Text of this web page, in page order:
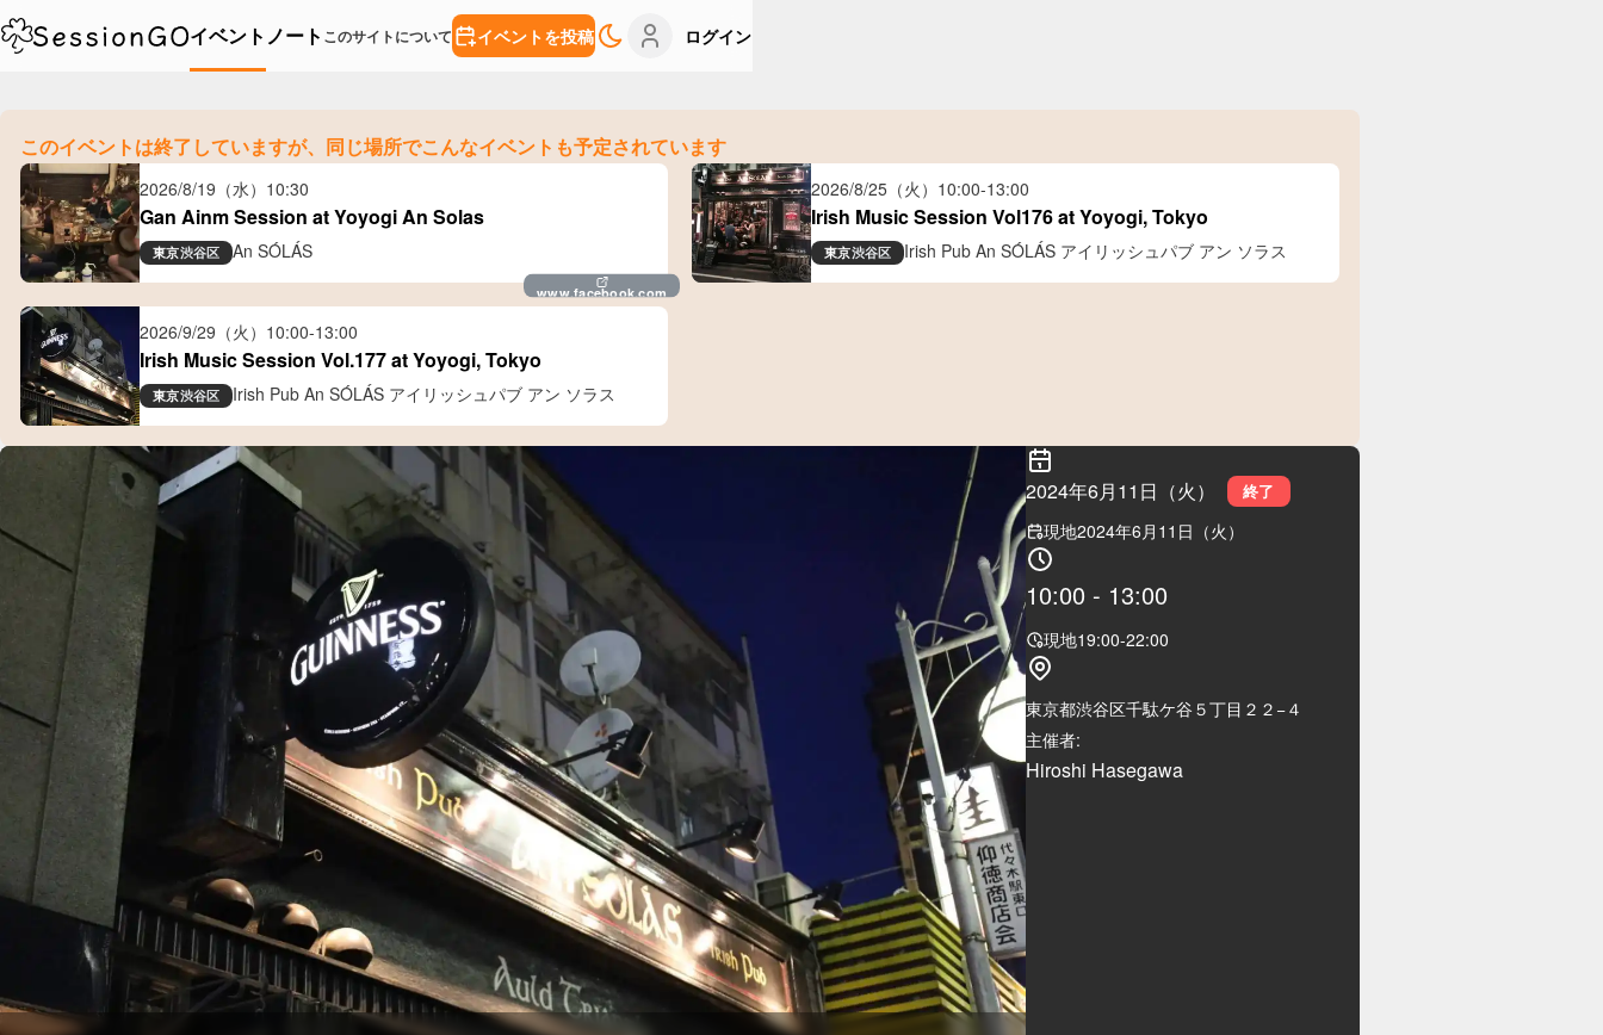
イベント ノート このサイトについて イベントを投稿 ログイン
このイベントは終了していますが、 同じ場所でこんなイベントも予定されています
2026/8/19（水） 10:30
Gan Ainm Session at Yoyogi An Solas
東京渋谷区 An SÓLÁS
www.facebook.com
2026/8/25（火） 10:00-13:00
Irish Music Session Vol176 at Yoyogi, Tokyo
東京渋谷区 Irish Pub An SÓLÁS アイリッシュパブ アン ソラス
2026/9/29（火） 10:00-13:00
Irish Music Session Vol.177 at Yoyogi, Tokyo
東京渋谷区 Irish Pub An SÓLÁS アイリッシュパブ アン ソラス
2024年6月11日（火） 終了
現地2024年6月11日（火）
10:00 - 13:00
現地19:00-22:00
東京都渋谷区千駄ケ谷５丁目２２−４
主催者:
Hiroshi Hasegawa